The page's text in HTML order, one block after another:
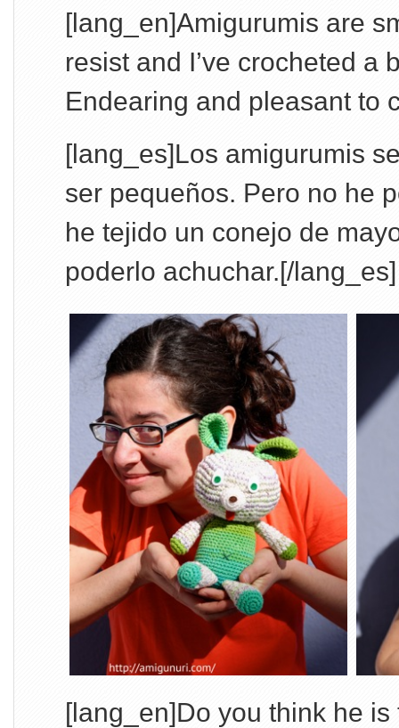
[lang_en]Amigurumis are
resist and I’ve crocheted a
Endearing and pleasant to
[lang_es]Los amigurumis
ser pequeños. Pero no he
he tejido un conejo de
poderlo achuchar.[/lang_es]
[lang_en]Do you think he